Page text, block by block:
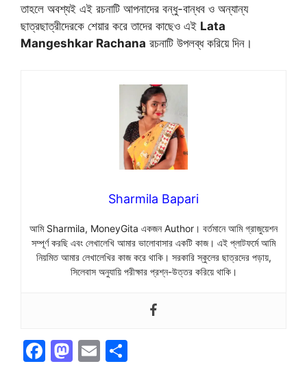
তাহলে অবশ্যই এই রচনাটি আপনাদের বন্ধু-বান্ধব ও অন্যান্য
ছাত্রছাত্রীদেরকে শেয়ার করে তাদের কাছেও এই Lata
Mangeshkar Rachana রচনাটি উপলব্ধ করিয়ে দিন।
Sharmila Bapari
আমি Sharmila, MoneyGita একজন Author। বর্তমানে আমি গ্রাজুয়েশন
সম্পূর্ণ করছি এবং লেখালেখি আমার ভালোবাসার একটি কাজ। এই প্লাটফর্মে আমি
নিয়মিত আমার লেখালেখির কাজ করে থাকি। সরকারি স্কুলের ছাত্রদের পড়ায়,
সিলেবাস অনুযায়ি পরীক্ষার প্রশ্ন-উত্তর করিয়ে থাকি।
F
M E